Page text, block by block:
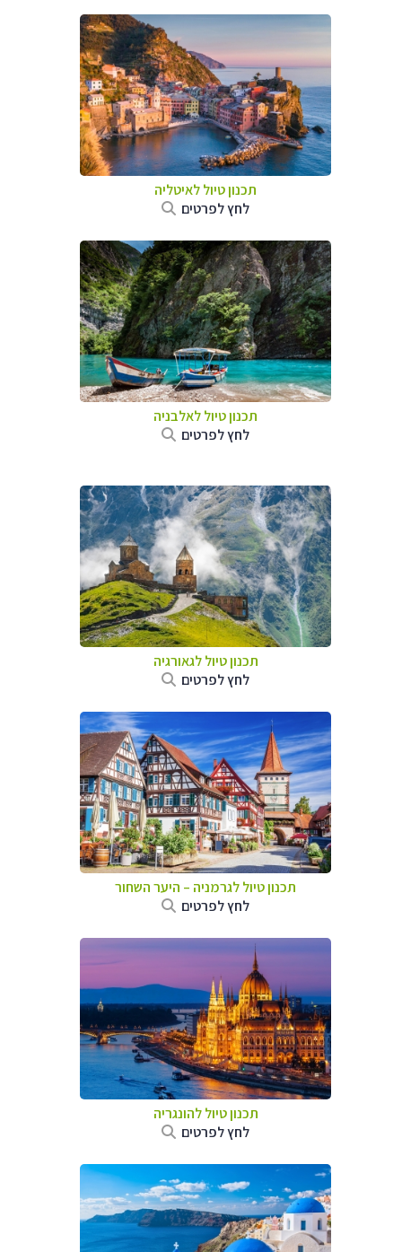
תכנון טיול לאיטליה
לחץ לפרטים
תכנון טיול לאלבניה
לחץ לפרטים
תכנון טיול לגאורגיה
לחץ לפרטים
תכנון טיול לגרמניה – היער השחור
לחץ לפרטים
תכנון טיול להונגריה
לחץ לפרטים